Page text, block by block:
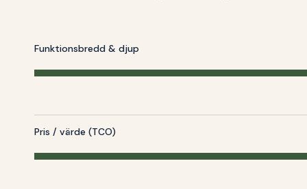
Funktionsbredd & djup
Pris / värde (TCO)